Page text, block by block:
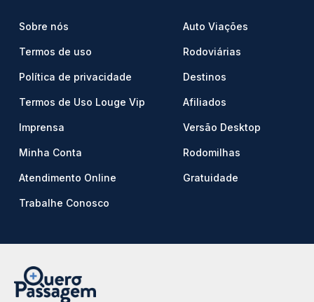
Sobre nós
Termos de uso
Política de privacidade
Termos de Uso Louge Vip
Imprensa
Minha Conta
Atendimento Online
Trabalhe Conosco
Auto Viações
Rodoviárias
Destinos
Afiliados
Versão Desktop
Rodomilhas
Gratuidade